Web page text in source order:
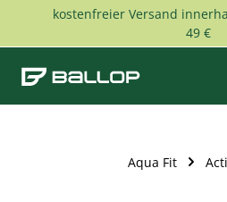
Zum Hauptinhalt springen
kostenfreier Versand
49 €
Aqua Fit